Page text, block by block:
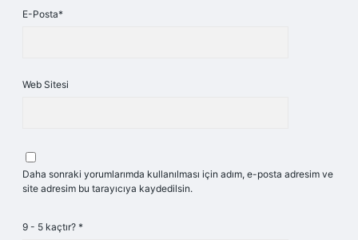
E-Posta*
Web Sitesi
Daha sonraki yorumlarımda kullanılması için adım, e-posta adresim ve
site adresim bu tarayıcıya kaydedilsin.
9 - 5 kaçtır? *